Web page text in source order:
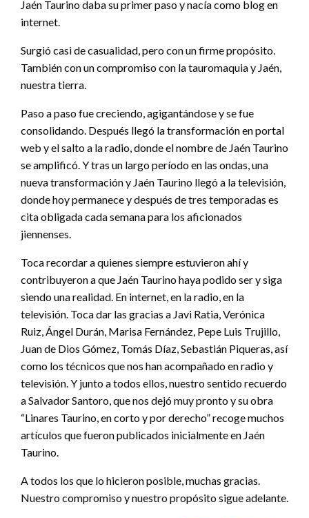
Jaén Taurino daba su primer paso y nacía como blog en
internet.
Surgió casi de casualidad, pero con un firme propósito.
También con un compromiso con la tauromaquia y Jaén,
nuestra tierra.
Paso a paso fue creciendo, agigantándose y se fue
consolidando. Después llegó la transformación en portal
web y el salto a la radio, donde el nombre de Jaén Taurino
se amplificó. Y tras un largo período en las ondas, una
nueva transformación y Jaén Taurino llegó a la televisión,
donde hoy permanece y después de tres temporadas es
cita obligada cada semana para los aficionados
jiennenses.
Toca recordar a quienes siempre estuvieron ahí y
contribuyeron a que Jaén Taurino haya podido ser y siga
siendo una realidad. En internet, en la radio, en la
televisión. Toca dar las gracias a Javi Ratia, Verónica
Ruiz, Ángel Durán, Marisa Fernández, Pepe Luis Trujillo,
Juan de Dios Gómez, Tomás Díaz, Sebastián Piqueras, así
como los técnicos que nos han acompañado en radio y
televisión. Y junto a todos ellos, nuestro sentido recuerdo
a Salvador Santoro, que nos dejó muy pronto y su obra
“Linares Taurino, en corto y por derecho” recoge muchos
artículos que fueron publicados inicialmente en Jaén
Taurino.
A todos los que lo hicieron posible, muchas gracias.
Nuestro compromiso y nuestro propósito sigue adelante.